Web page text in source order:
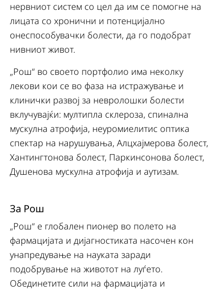
нервниот систем со цел да им се помогне на
лицата со хронични и потенцијално
онеспособувачки болести, да го подобрат
нивниот живот.
„Рош“ во своето портфолио има неколку
лекови кои се во фаза на истражување и
клинички развој за невролошки болести
вклучувајќи: мултипла склероза, спинална
мускулна атрофија, неуромиелитис оптика
спектар на нарушувања, Алцхајмерова болест,
Хантингтонова болест, Паркинсонова болест,
Душенова мускулна атрофија и аутизам.
За Рош
„Рош“ е глобален пионер во полето на
фармацијата и дијагностиката насочен кон
унапредување на науката заради
подобрување на животот на луѓето.
Обединетите сили на фармацијата и